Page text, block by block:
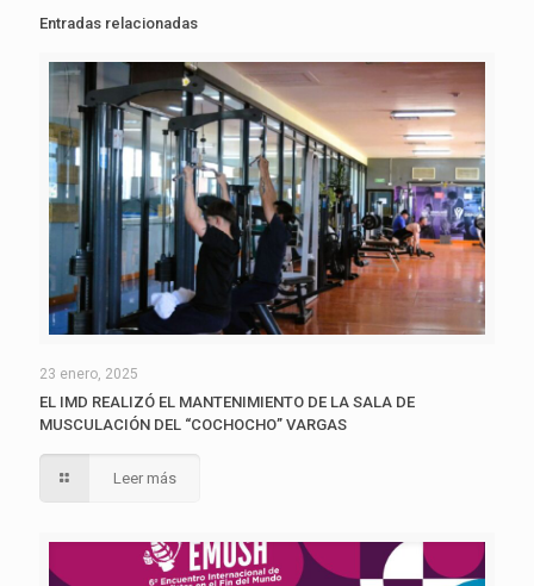
Entradas relacionadas
23 enero, 2025
EL IMD REALIZÓ EL MANTENIMIENTO DE LA SALA DE
MUSCULACIÓN DEL “COCHOCHO” VARGAS
Leer más